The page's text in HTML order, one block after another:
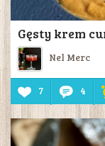
Gęsty krem
Nel Merc
7 4